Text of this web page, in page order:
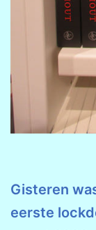
Gisteren
eerste